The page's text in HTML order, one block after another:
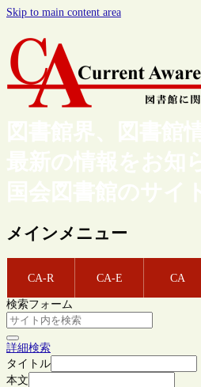
Skip to main content area
図書館界、図書館
最新の情報をお知
国会図書館のサイ
メインメニュー
CA-R CA-E CA
検索フォーム
詳細検索
タイトル
本文